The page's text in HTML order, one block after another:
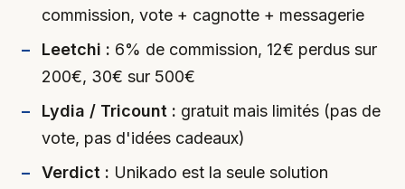
commission, vote + cagnotte + messagerie
Leetchi : 6% de commission, 12€ perdus sur
200€, 30€ sur 500€
Lydia / Tricount : gratuit mais limités (pas de
vote, pas d'idées cadeaux)
Verdict : Unikado est la seule solution